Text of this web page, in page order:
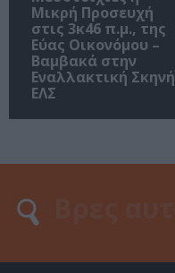
Μικρή Προσευχή
στις 3κ46 π.μ., της
Εύας Οικονόμου –
Βαμβακά στην
Εναλλακτική Σκηνή
ΕΛΣ